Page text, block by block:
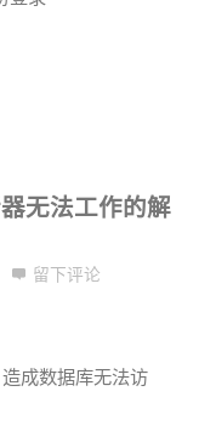
无法工作的解
留下评论
成数据库无法访